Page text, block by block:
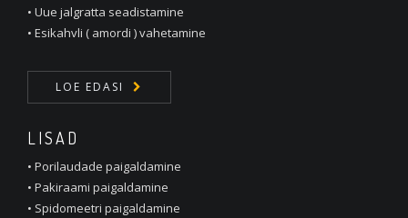
• Uue jalgratta seadistamine
• Esikahvli ( amordi ) vahetamine
LOE EDASI
LISAD
• Porilaudade paigaldamine
• Pakiraami paigaldamine
• Spidomeetri paigaldamine